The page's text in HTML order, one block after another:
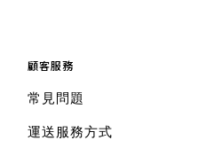
顧客服務
常見問題
運送服務方式